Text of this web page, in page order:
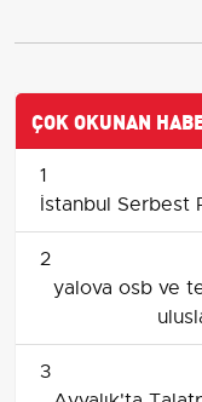
ÇOK OKUNAN
1
İstanbul Serbest
2
yalova osb ve
3